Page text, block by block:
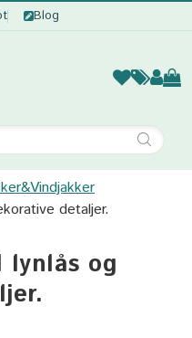
Blog
detaljer.
lynlås og